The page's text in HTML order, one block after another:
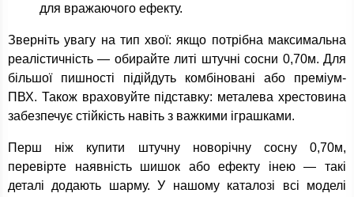
для вражаючого ефекту.
Зверніть увагу на тип хвої: якщо потрібна максимальна
реалістичність — обирайте литі штучні сосни 0,70м. Для
більшої пишності підійдуть комбіновані або преміум-
ПВХ. Також враховуйте підставку: металева хрестовина
забезпечує стійкість навіть з важкими іграшками.
Перш ніж купити штучну новорічну сосну 0,70м,
перевірте наявність шишок або ефекту інею — такі
деталі додають шарму. У нашому каталозі всі моделі